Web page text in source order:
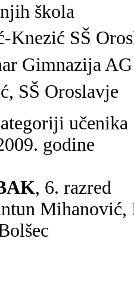
škola
Knezić SŠ
Gimnazija
SŠ Oroslavje
učenika
godine
, 6. razred
Mihanović,